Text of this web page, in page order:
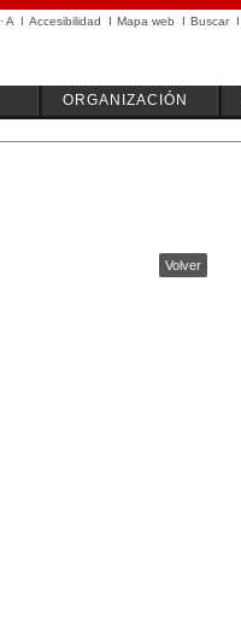
·A I Accesibilidad I Mapa web I Buscar I
ORGANIZACIÓN
Volver